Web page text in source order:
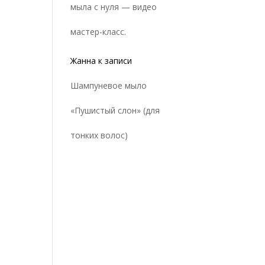
мыла с нуля — видео
мастер-класс.
Жанна к записи
Шампуневое мыло
«Пушистый слон» (для
тонких волос)